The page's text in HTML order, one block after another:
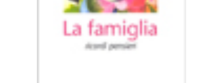
AGGIUNGI AL CARRELLO